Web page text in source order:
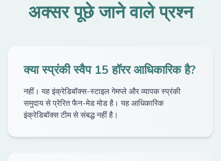
अक्सर पूछे जाने वाले प्रश्न
क्या स्प्रंकी स्वैप 15 हॉरर आधिकारिक है?
नहीं। यह इंक्रेडिबॉक्स-स्टाइल गेमप्ले और व्यापक स्प्रंकी
समुदाय से प्रेरित फैन-मेड मोड है। यह आधिकारिक
इंक्रेडिबॉक्स टीम से संबद्ध नहीं है।